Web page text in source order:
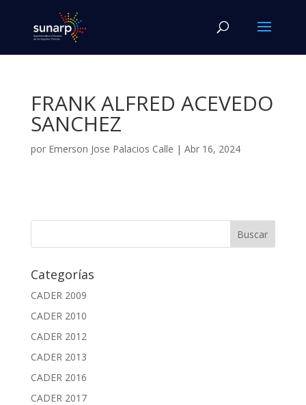
FRANK ALFRED ACEVEDO
SANCHEZ
por Emerson Jose Palacios Calle | Abr 16, 2024
Categorías
CADER 2009
CADER 2010
CADER 2012
CADER 2013
CADER 2016
CADER 2017